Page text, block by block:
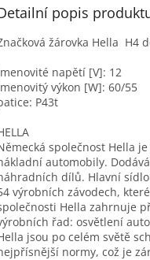
popis
žárovka Hella H4
napětí [V]: 12
výkon [W]: 60/55
P43t
společnost Hella
automobily.
dílů. Hlavní
výrobních závodech,
Hella zahrnuje
řad: osvětlení
jsou po celém světě
normy, což je